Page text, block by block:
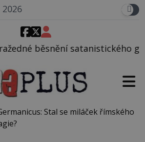
gangu vedeného
Stal se miláček římského